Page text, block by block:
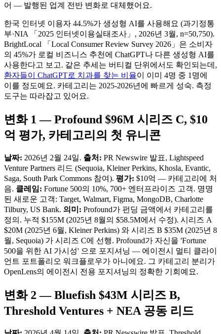
어 — 발행된 업계 전반 변화로 대체했어요.
한국 인터넷 이용자 44.5%가 생성형 AI를 사용해요 (과기정통
부·NIA 「2025 인터넷이용실태조사」, 2026년 3월, n=50,750).
BrightLocal 「Local Consumer Review Survey 2026」은 소비자
의 45%가 로컬 비즈니스 추천에 ChatGPT나 다른 생성형 AI를
사용한다고 보고. 같은 추세는 버티컬 단위에서도 확인되는데,
환자들이 ChatGPT로 치과를 찾는 비율이 이미 4명 중 1명에
이를 정도예요. 카테고리는 2025-2026년에 빠르게 성숙. 측정
도구는 따라잡고 있어요.
변화 1 — Profound $96M 시리즈 C, $10
억 평가, 카테고리의 첫 유니콘
날짜: 2026년 2월 24일. 출처: PR Newswire 발표, Lightspeed
Venture Partners 리드 (Sequoia, Kleiner Perkins, Khosla, Evantic,
Saga, South Park Commons 참여). 평가: $10억 — 카테고리에 처
음. 클레임: Fortune 500의 10%, 700+ 엔터프라이즈 고객. 명명
된 새로운 고객: Target, Walmart, Figma, MongoDB, Charlotte
Tilbury, US Bank. 의미: Profound가 펀딩 금액에서 카테고리를
정의. 누적 $155M (2025년 8월의 $58.5M에서 수정). 시리즈 A
$20M (2025년 6월, Kleiner Perkins) 와 시리즈 B $35M (2025년 8
월, Sequoia) 가 시리즈 C에 선행. Profound가 자신을 'Fortune
500을 위한 AI 가시성' 으로 포지셔닝 — 에이전시 멀티 클라이
언트 포트폴리오 워크플로우가 아니에요. 그 카테고리 분리가
OpenLens의 에이전시 전용 포지셔닝의 정확한 기회예요.
변화 2 — Bluefish $43M 시리즈 B,
Threshold Ventures + NEA 공동 리드